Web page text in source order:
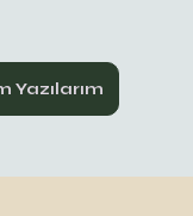
Yazılarım